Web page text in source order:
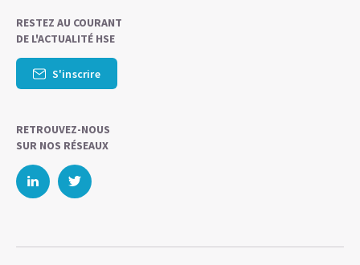
RESTEZ AU COURANT
DE L'ACTUALITÉ HSE
S'inscrire
RETROUVEZ-NOUS
SUR NOS RÉSEAUX